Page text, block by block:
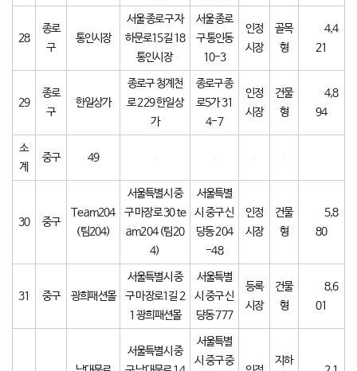
28
종로
구
통인시장
서울 종로구 자
하문로15길 18
통인시장
서울 종로
구 통인동
10-3
인정
시장
골목
형
4,4
21
29
종로
구
한일상가
종로구 청계천
로 229 한일상
가
종로구 종
로5가 31
4-7
인정
시장
건물
형
4,8
94
소
계
중구 49
30 중구
Team204
(팀204)
서울특별시 중
구 마장로 30 te
am204 (팀20
4)
서울특별
시 중구 신
당동 204
-48
인정
시장
건물
형
5,8
80
31 중구 광희패션몰
서울특별시 중
구 마장로1길 2
1 광희패션몰
서울특별
시 중구 신
당동 777
등록
시장
건물
형
8,6
01
서울특별시 중
서울특별
시 중구 중
지하